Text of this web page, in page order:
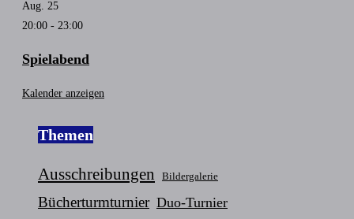
Aug. 25
20:00 - 23:00
Spielabend
Kalender anzeigen
Themen
Ausschreibungen Bildergalerie
Bücherturmturnier Duo-Turnier